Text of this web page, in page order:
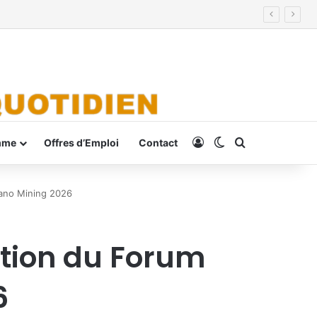
Offres d’Emploi Contact ConnexionSwitch skin
Mining 2026
du Forum